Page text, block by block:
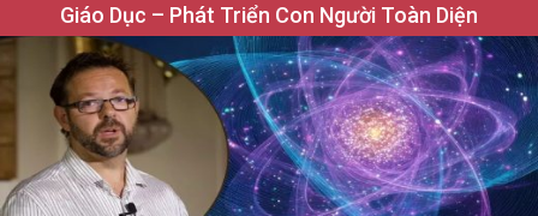
Giáo Dục – Phát Triển Con Người Toàn Diện